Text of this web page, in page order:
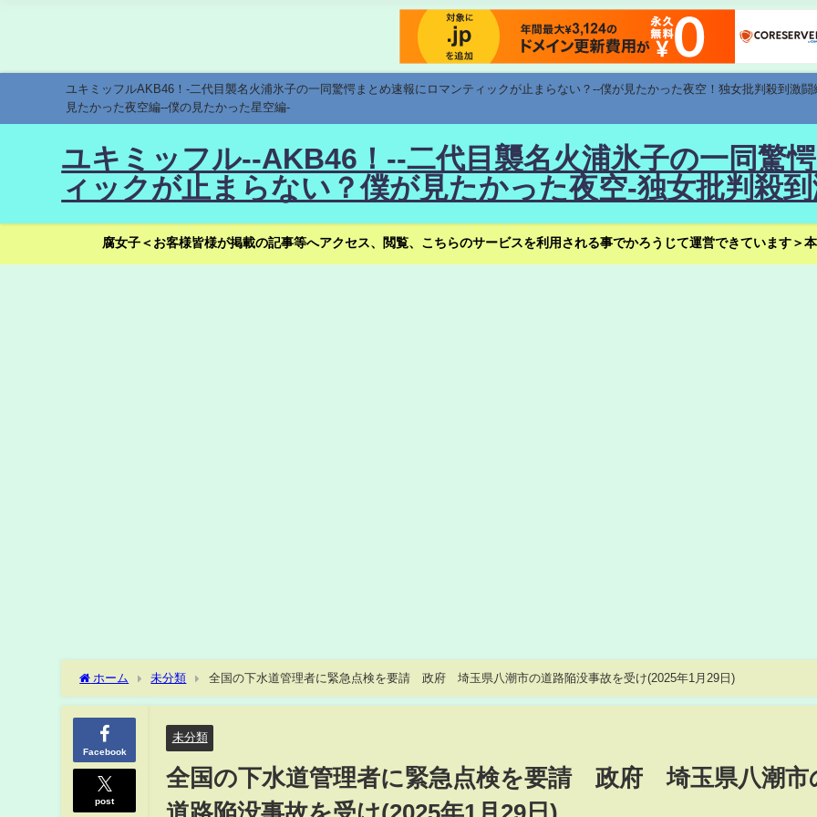
ユキミッフルAKB46！-二代目襲名火浦氷子の一同驚愕まとめ速報にロマンティックが止まらない？--僕が見たかった夜空！独女批判殺到激
見たかった夜空編--僕の見たかった星空編-
ユキミッフル--AKB46！--二代目襲名火浦氷子の一同驚
ィックが止まらない？僕が見たかった夜空-独女批判殺
腐女子＜お客様皆様が掲載の記事等へアクセス、閲覧、こちらのサービスを利用される事でかろうじて運営できています＞
ホーム 未分類 全国の下水道管理者に緊急点検を要請 政府 埼玉県八潮市の道路陥没事故を受け(2025年1月29日)
Facebook
post
未分類
全国の下水道管理者に緊急点検を要請 政府 埼玉県八潮市